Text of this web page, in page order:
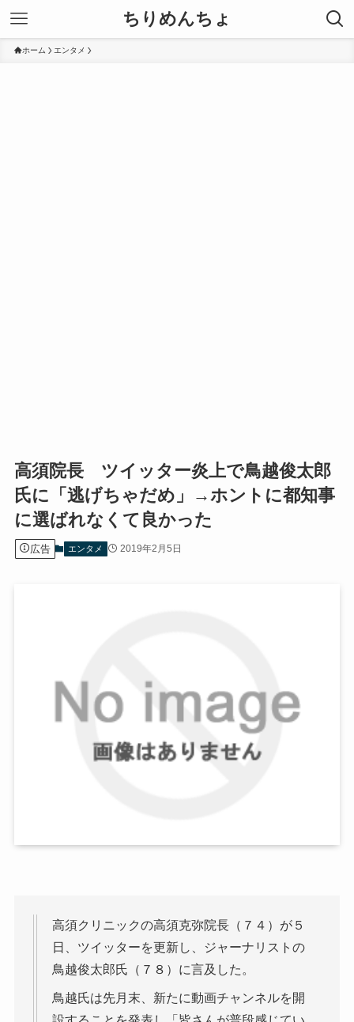
ちりめんちょ
ホーム エンタメ
高須院長 ツイッター炎上で鳥越俊太郎
氏に「逃げちゃだめ」→ホントに都知事
に選ばれなくて良かった
広告 エンタメ 2019年2月5日
高須クリニックの高須克弥院長（７４）が５
日、ツイッターを更新し、ジャーナリストの
鳥越俊太郎氏（７８）に言及した。
鳥越氏は先月末、新たに動画チャンネルを開